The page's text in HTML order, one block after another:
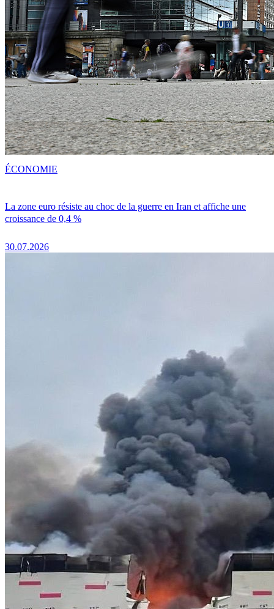
La zone euro résiste au choc de la guerre en Iran et affiche une
croissance de 0,4 %
30.07.2026
ÉCONOMIE